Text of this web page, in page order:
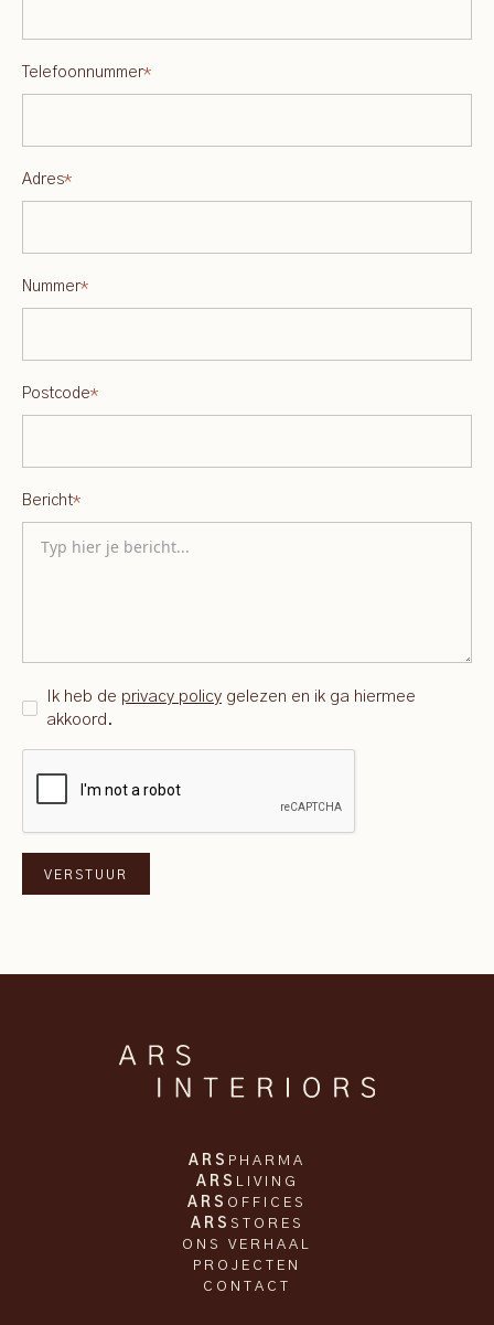
Telefoonnummer*
Adres*
Nummer*
Postcode*
Bericht*
Ik heb de privacy policy gelezen en ik ga hiermee
akkoord.
ARS PHARMA
ARS LIVING
ARS OFFICES
ARS STORES
ONS VERHAAL
PROJECTEN
CONTACT